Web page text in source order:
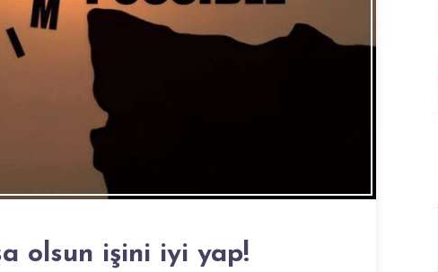
olsun işini iyi yap!